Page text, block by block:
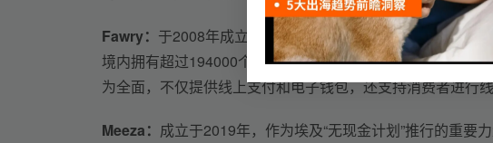
Fawry： 于2008年成立，总部位于埃及开罗，是埃及最大的
境内拥有超过194000个网点，日均处理交易量达到300万笔
为全面，不仅提供线上支付和电子钱包，还支持消费者进行
Meeza： 成立于2019年，作为埃及“无现金计划”推行的重要